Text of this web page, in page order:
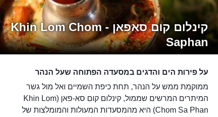
קינלום קום סאפאן - Khin Lom Chom
Saphan
על פירות הים והדגים במסעדה הפתוחה שעל הנהר
ממוקמת ממש על הנהר, תחת כיפת השמיים ואל מול גשר
המיתרים המרשים שממול, קינלום קום סא-פאן (Khin Lom
Chom Sa Phan) היא מהמסעדות המעולות והמומלצות של